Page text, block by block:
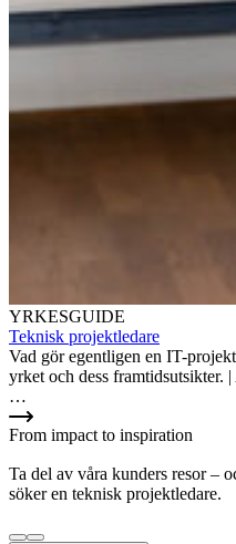
YRKESGUIDE
Teknisk projektledare
Vad gör egentligen en IT-
yrket och dess framtidsutsikter.
…
From impact to inspiration
Ta del av våra kunders resor –
söker en teknisk projektledare.